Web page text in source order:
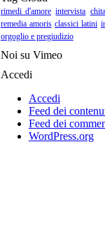
rimedi d'amore intervista
remedia amoris classici latini
orgoglio e pregiudizio
Noi su Vimeo
Accedi
Accedi
Feed dei
Feed dei
WordPress.org